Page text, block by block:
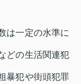
は一定の水準に
どの生活関連犯
暴犯や街頭犯罪